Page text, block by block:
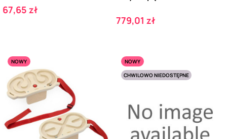
Cena
67,65 zł
Cena
779,01 zł
NOWY
NOWY
CHWILOWO NIEDOSTĘPNE